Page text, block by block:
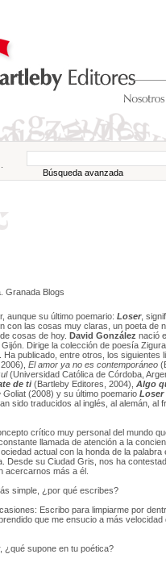
Búsqueda avanzada
Granada Blogs
aunque su último poemario: Loser,
con las cosas muy claras, un poeta de
cosas de hoy. David González nació
Dirige la colección de poesía
Ha publicado, entre otros, los siguientes
El amor ya no es contemporáneo
(Universidad Católica de Córdoba,
de ti(Bartleby Editores, 2004), Algo
Goliat (2008) y su último poemario Loser
sido traducidos al inglés, al alemán, al
crítico muy personal del mundo
llamada de atención a la
actual con la honda de la palabra
Desde su Ciudad Gris, nos ha
acercarnos más a él.
simple, ¿por qué escribes?
Escribo para limpiarme por
que me ensucio a más velocidad
¿qué supone en tu poética?